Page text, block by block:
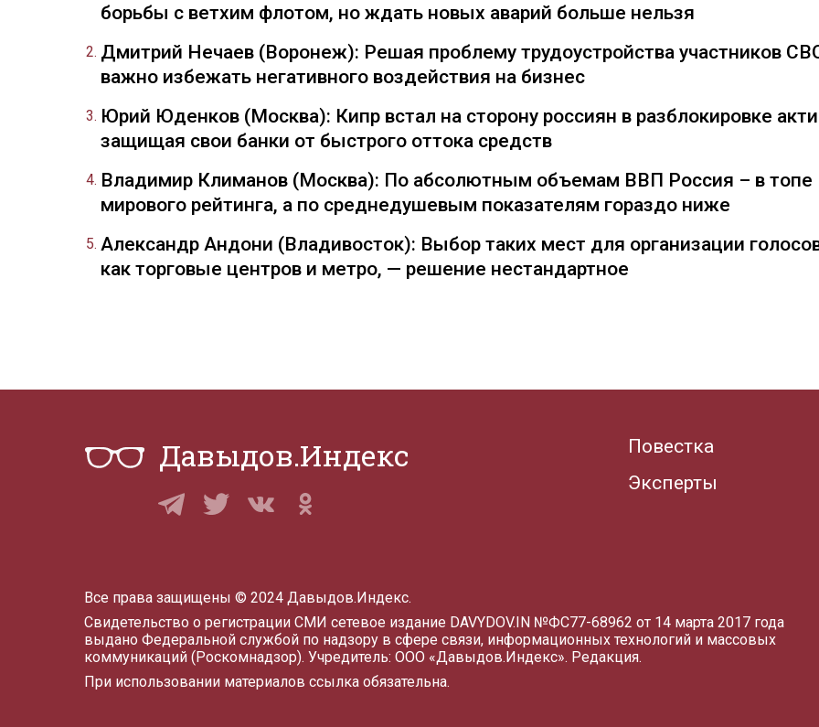
борьбы с ветхим флотом, но ждать новых аварий больше нельзя
Дмитрий Нечаев (Воронеж): Решая проблему трудоустройства участников
важно избежать негативного воздействия на бизнес
Юрий Юденков (Москва): Кипр встал на сторону россиян в разблокировке
защищая свои банки от быстрого оттока средств
Владимир Климанов (Москва): По абсолютным объемам ВВП Россия – в топе
мирового рейтинга, а по среднедушевым показателям гораздо ниже
Александр Андони (Владивосток): Выбор таких мест для организации
как торговые центров и метро, — решение нестандартное
Давыдов.Индекс
Повестка
Эксперты
Все права защищены © 2024 Давыдов.Индекс.
Свидетельство о регистрации СМИ сетевое издание DAVYDOV.IN №ФС77-68962 от 14 марта 2017 года
выдано Федеральной службой по надзору в сфере связи, информационных технологий и массовых
коммуникаций (Роскомнадзор). Учредитель: ООО «Давыдов.Индекс». Редакция.
При использовании материалов ссылка обязательна.